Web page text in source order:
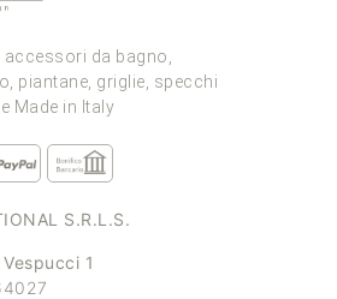
accessori da bagno,
piantane, griglie, specchi
Made in Italy
S.R.L.S.
1